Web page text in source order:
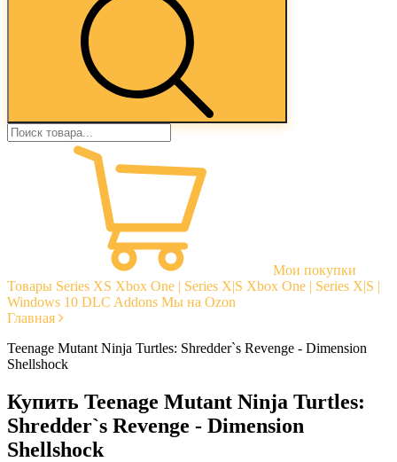
Мои покупки
Товары Series XS Xbox One | Series X|S Xbox One | Series X|S |
Windows 10 DLC Addons Мы на Ozon
Главная
Teenage Mutant Ninja Turtles: Shredder`s Revenge - Dimension
Shellshock
Купить Teenage Mutant Ninja Turtles:
Shredder`s Revenge - Dimension
Shellshock